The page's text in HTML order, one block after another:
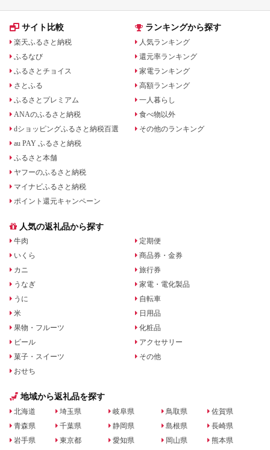
サイト比較
楽天ふるさと納税
ふるなび
ふるさとチョイス
さとふる
ふるさとプレミアム
ANAのふるさと納税
dショッピングふるさと納税百選
au PAY ふるさと納税
ふるさと本舗
ヤフーのふるさと納税
マイナビふるさと納税
ポイント還元キャンペーン
ランキングから探す
人気ランキング
還元率ランキング
家電ランキング
高額ランキング
一人暮らし
食べ物以外
その他のランキング
人気の返礼品から探す
牛肉
いくら
カニ
うなぎ
うに
米
果物・フルーツ
ビール
菓子・スイーツ
おせち
定期便
商品券・金券
旅行券
家電・電化製品
自転車
日用品
化粧品
アクセサリー
その他
地域から返礼品を探す
北海道
青森県
岩手県
埼玉県
千葉県
東京都
岐阜県
静岡県
愛知県
鳥取県
島根県
岡山県
佐賀県
長崎県
熊本県